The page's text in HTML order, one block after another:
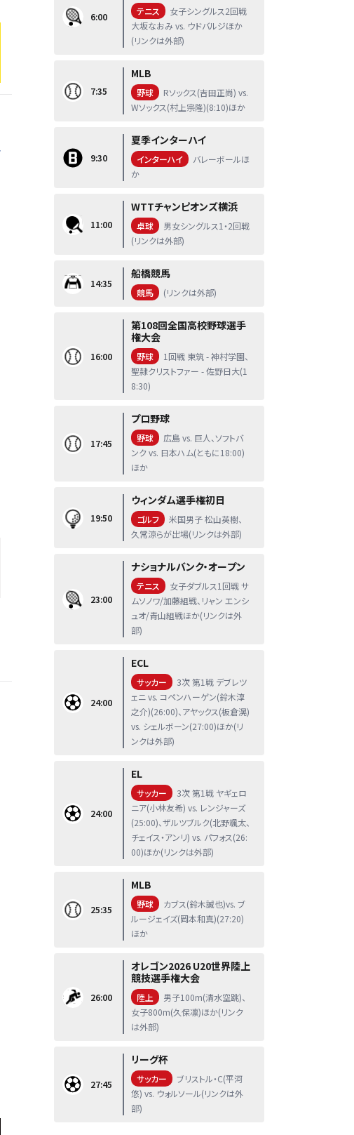
6:00 テニス
女子シングルス2回戦
大坂なおみ vs. ウドバルジほか
(リンクは外部)
7:35
MLB
野球
Rソックス(吉田正尚) vs.
Wソックス(村上宗隆)(8:10)ほか
9:30
夏季インターハイ
インターハイ
バレーボールほ
か
11:00
WTTチャンピオンズ横浜
卓球
男女シングルス1・2回戦
(リンクは外部)
14:35
船橋競馬
競馬 (リンクは外部)
16:00
第108回全国高校野球選手
権大会
野球
1回戦 東筑 - 神村学園、
聖隷クリストファー - 佐野日大(1
8:30)
17:45
プロ野球
野球
広島 vs. 巨人、ソフトバ
ンク vs. 日本ハム(ともに18:00)
ほか
19:50
ウィンダム選手権初日
ゴルフ
米国男子 松山英樹、
久常涼らが出場(リンクは外部)
23:00
ナショナルバンク・オープン
テニス
女子ダブルス1回戦 サ
ムソノワ/加藤組戦、リャン エンシ
ュオ/青山組戦ほか(リンクは外
部)
24:00
ECL
サッカー
3次 第1戦 デブレツ
ェニ vs. コペンハーゲン(鈴木淳
之介)(26:00)、アヤックス(板倉滉)
vs. シェルボーン(27:00)ほか(リ
ンクは外部)
24:00
EL
サッカー
3次 第1戦 ヤギェロ
ニア(小林友希) vs. レンジャーズ
(25:00)、ザルツブルク(北野颯太、
チェイス・アンリ) vs. パフォス(26:
00)ほか(リンクは外部)
25:35
MLB
野球
カブス(鈴木誠也)vs. ブ
ルージェイズ(岡本和真)(27:20)
ほか
26:00
オレゴン2026 U20世界陸上
競技選手権大会
陸上
男子100m(清水空跳)、
女子800m(久保凛)ほか(リンク
は外部)
27:45
リーグ杯
サッカー
ブリストル・C(平河
悠) vs. ウォルソール(リンクは外
部)